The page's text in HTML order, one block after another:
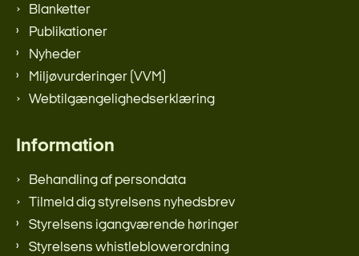
Blanketter
Publikationer
Nyheder
Miljøvurderinger (VVM)
Webtilgængelighedserklæring
Information
Behandling af persondata
Tilmeld dig styrelsens nyhedsbrev
Styrelsens igangværende høringer
Styrelsens whistleblowerordning